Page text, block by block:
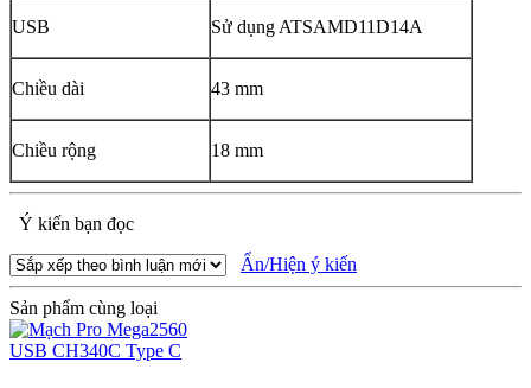
USB Sử dụng ATSAMD11D14A
Chiều dài 43 mm
Chiều rộng 18 mm
Ý kiến bạn đọc
Ẩn/Hiện ý kiến
Sản phẩm cùng loại